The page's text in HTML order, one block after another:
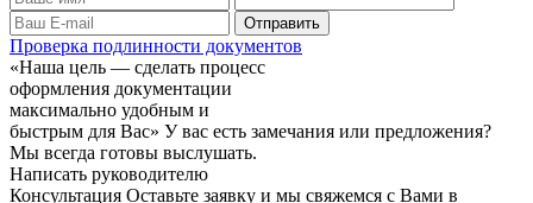
Проверка подлинности документов
«Наша цель — сделать процесс
оформления документации
максимально удобным и
быстрым для Вас» У вас есть замечания или предложения?
Мы всегда готовы выслушать.
Написать руководителю
Консультация Оставьте заявку и мы свяжемся с Вами в